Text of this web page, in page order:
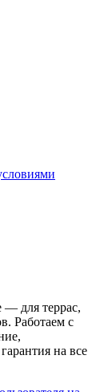
— для террас,
Работаем с
на все